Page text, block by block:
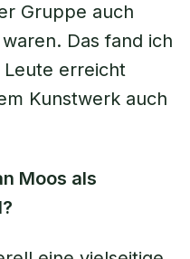
Gruppe auch
Das fand ich
Leute erreicht
Kunstwerk auch
Moos als